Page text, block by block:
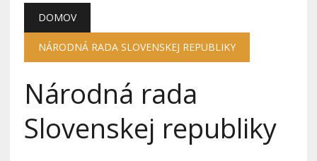
DOMOV
NÁRODNÁ RADA SLOVENSKEJ REPUBLIKY
Národná rada
Slovenskej republiky